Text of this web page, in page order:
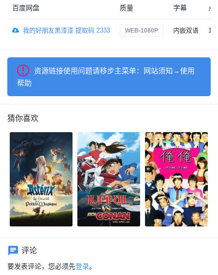
百度网盘 质量 字幕 点
我的好朋友黑漆漆 提取码 2333 WEB-1080P 内嵌双语 146
资源链接使用问题请移步主菜单：网站须知→使用
帮助
猜你喜欢
评论
要发表评论，您必须先登录。